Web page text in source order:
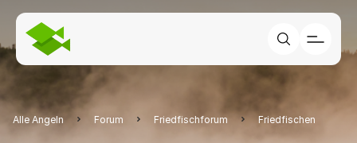
Alle Angeln Forum Friedfischforum Friedfischen